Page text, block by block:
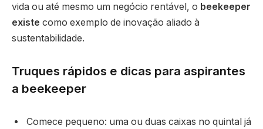
vida ou até mesmo um negócio rentável, o beekeeper
existe como exemplo de inovação aliado à
sustentabilidade.
Truques rápidos e dicas para aspirantes
a beekeeper
Comece pequeno: uma ou duas caixas no quintal já